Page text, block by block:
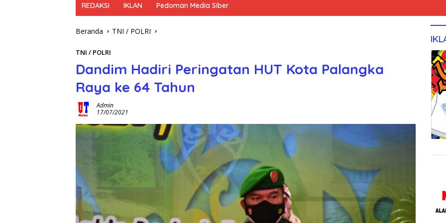
REDAKSI IKLAN Pedoman Media Siber
Beranda TNI / POLRI
TNI / POLRI
Dandim Hadiri Peringatan HUT Kota Palangka
Raya ke 64 Tahun
Admin
17/07/2021